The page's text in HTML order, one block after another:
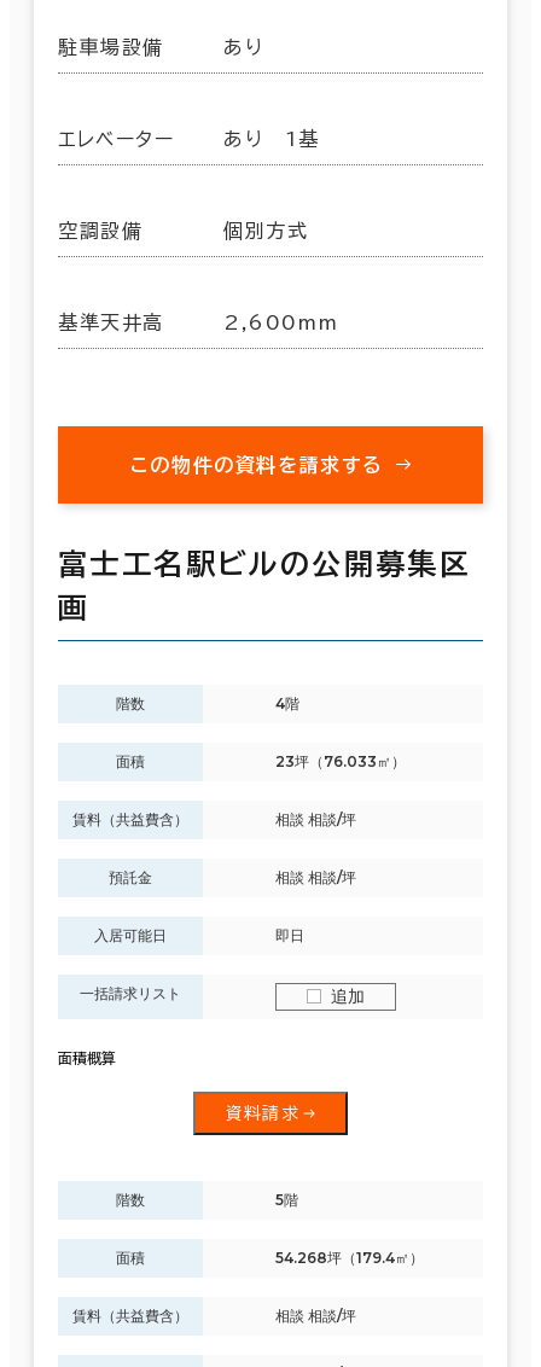
駐車場設備 あり
エレベーター あり 1基
空調設備 個別方式
基準天井高 2,600mm
この物件の資料を請求する
富士工名駅ビルの公開募集区
画
階数 4階
面積 23坪（76.033㎡）
賃料（共益費含） 相談 相談/坪
預託金 相談 相談/坪
入居可能日 即日
一括請求リスト 追加
面積概算
資料請求
階数 5階
面積 54.268坪（179.4㎡）
賃料（共益費含） 相談 相談/坪